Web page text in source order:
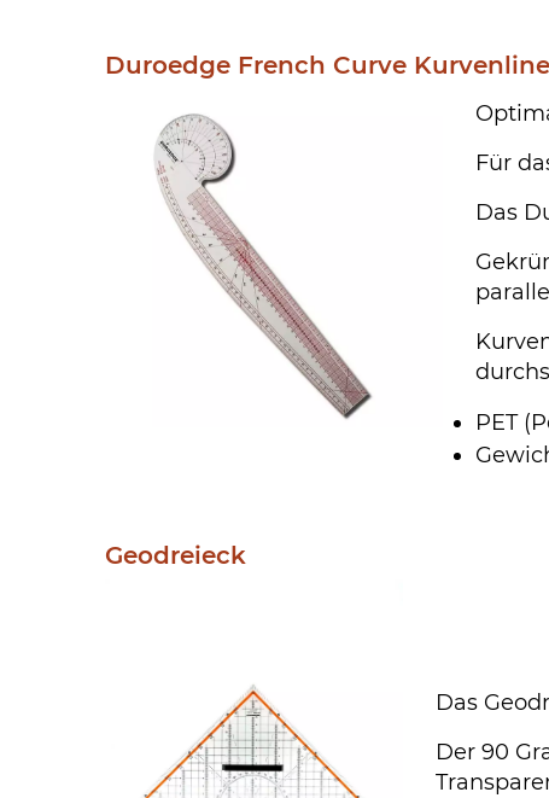
Duroedge French Curve
Für
Das
PET
Geodreieck
Das
Der 90